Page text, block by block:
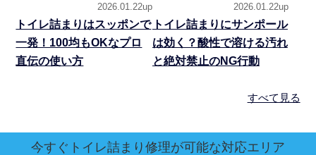
2026.01.22up
トイレ詰まりはスッポンで
一発！100均もOKなプロ
直伝の使い方
2026.01.22up
トイレ詰まりにサンポール
は効く？酸性で溶ける汚れ
と絶対禁止のNG行動
すべて見る
今すぐトイレ詰まり修理が可能な対応エリア